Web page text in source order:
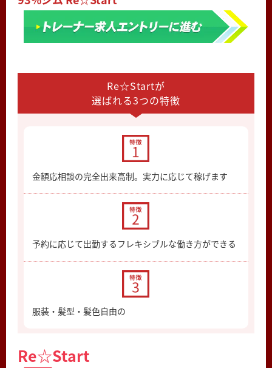
Re☆Startが
選ばれる3つの特徴
金額応相談の完全出来高制。実力に応じて稼げます
予約に応じて出勤するフレキシブルな働き方ができる
服装・髪型・髪色自由の
Re☆Start